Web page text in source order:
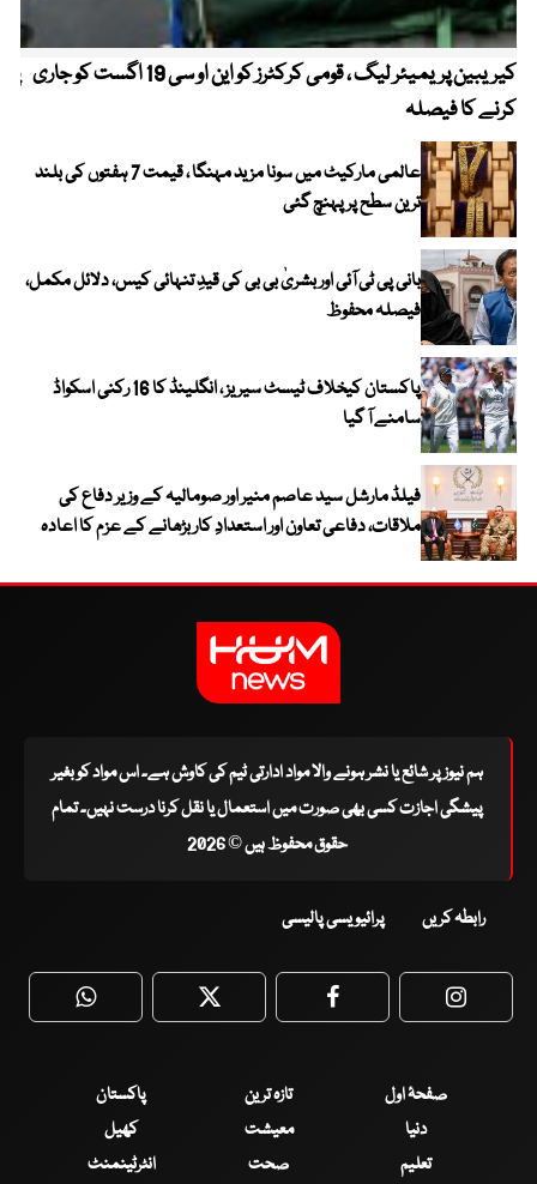
کیریبین پریمیئر لیگ ، قومی کرکٹرز کو این او سی 19 اگست کو جاری
کرنے کا فیصلہ
عالمی مارکیٹ میں سونا مزید مہنگا ، قیمت 7 ہفتوں کی بلند
ترین سطح پر پہنچ گئی
بانی پی ٹی آئی اور بشریٰ بی بی کی قیدِ تنہائی کیس، دلائل مکمل،
فیصلہ محفوظ
پاکستان کیخلاف ٹیسٹ سیریز ، انگلینڈ کا 16 رکنی اسکواڈ
سامنے آ گیا
فیلڈ مارشل سید عاصم منیر اور صومالیہ کے وزیر دفاع کی
ملاقات، دفاعی تعاون اور استعدادِ کار بڑھانے کے عزم کا اعادہ
ہم نیوز پر شائع یا نشر ہونے والا مواد ادارتی ٹیم کی کاوش ہے۔ اس مواد کو بغیر
پیشگی اجازت کسی بھی صورت میں استعمال یا نقل کرنا درست نہیں۔ تمام
حقوق محفوظ ہیں © 2026
رابطہ کریں پرائیویسی پالیسی
WhatsApp Twitter Facebook
صفحۂ اول تازہ ترین
پاکستان
دنیا
معیشت
کھیل
تعلیم
صحت انٹرٹینمنٹ